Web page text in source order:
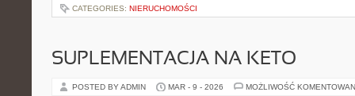
CATEGORIES: NIERUCHOMOŚCI
SUPLEMENTACJA NA KETO
POSTED BY ADMIN MAR - 9 - 2026 MOŻLIWOŚĆ